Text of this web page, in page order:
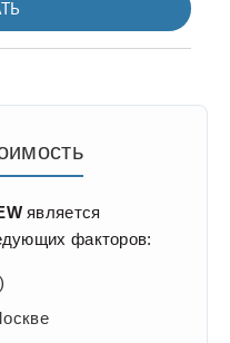
является
факторов: